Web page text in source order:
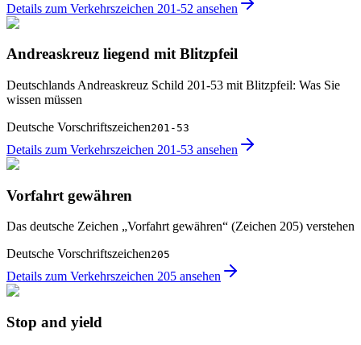
Details zum Verkehrszeichen 201-52 ansehen
Andreaskreuz liegend mit Blitzpfeil
Deutschlands Andreaskreuz Schild 201-53 mit Blitzpfeil: Was Sie
wissen müssen
Deutsche Vorschriftszeichen201-53
Details zum Verkehrszeichen 201-53 ansehen
Vorfahrt gewähren
Das deutsche Zeichen „Vorfahrt gewähren“ (Zeichen 205) verstehen
Deutsche Vorschriftszeichen205
Details zum Verkehrszeichen 205 ansehen
Stop and yield